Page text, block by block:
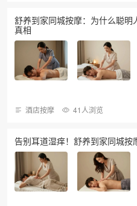
舒养到家同城按摩：为什么聪
真相
酒店按摩 41人浏览
告别耳道湿痒！舒养到家同城